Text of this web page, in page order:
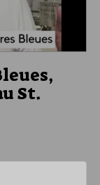
St.